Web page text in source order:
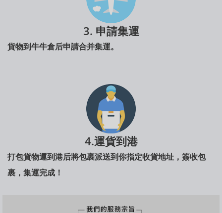
3. 申請集運
貨物到牛牛倉后申請合并集運。
4.運貨到港
打包貨物運到港后將包裹派送到你指定收貨地址，簽收包
裹，集運完成！